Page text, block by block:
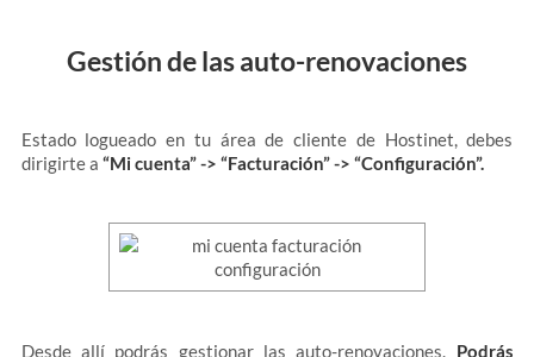
Gestión de las auto-renovaciones
Estado logueado en tu área de cliente de Hostinet, debes
dirigirte a “Mi cuenta” -> “Facturación” -> “Configuración”.
Desde allí podrás gestionar las auto-renovaciones. Podrás